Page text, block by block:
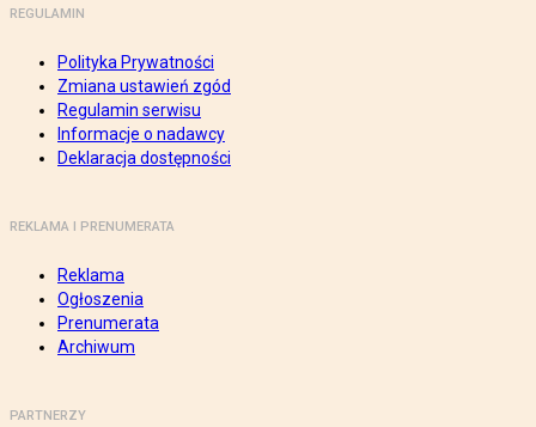
REGULAMIN
Polityka Prywatności
Zmiana ustawień zgód
Regulamin serwisu
Informacje o nadawcy
Deklaracja dostępności
REKLAMA I PRENUMERATA
Reklama
Ogłoszenia
Prenumerata
Archiwum
PARTNERZY